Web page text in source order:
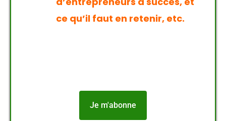
ce qu’il faut en retenir, etc.
Je m'abonne